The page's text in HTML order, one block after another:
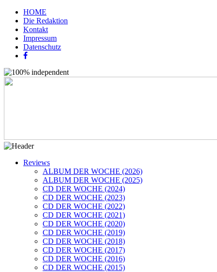
HOME
Die Redaktion
Kontakt
Impressum
Datenschutz
Reviews
ALBUM DER WOCHE (2026)
ALBUM DER WOCHE (2025)
CD DER WOCHE (2024)
CD DER WOCHE (2023)
CD DER WOCHE (2022)
CD DER WOCHE (2021)
CD DER WOCHE (2020)
CD DER WOCHE (2019)
CD DER WOCHE (2018)
CD DER WOCHE (2017)
CD DER WOCHE (2016)
CD DER WOCHE (2015)